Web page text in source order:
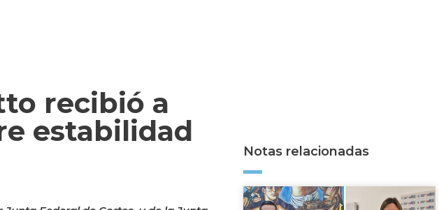
recibió a
estabilidad
Notas relacionadas